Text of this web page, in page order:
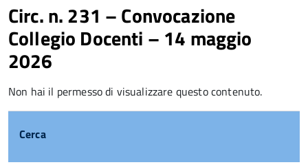
Circ. n. 231 – Convocazione
Collegio Docenti – 14 maggio
2026
Non hai il permesso di visualizzare questo contenuto.
Cerca